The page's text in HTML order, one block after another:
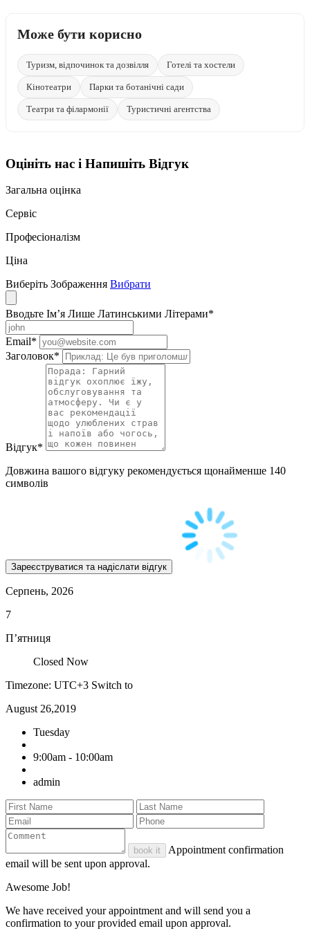
Може бути корисно
Туризм, відпочинок та дозвілля Готелі та хостели
Кінотеатри Парки та ботанічні сади
Театри та філармонії Туристичні агентства
Оцініть нас і Напишіть Відгук
Загальна оцінка
Сервіс
Професіоналізм
Ціна
Виберіть Зображення Вибрати
Вводьте Ім’я Лише Латинськими Літерами*
Email*
Заголовок*
Відгук*
Довжина вашого відгуку рекомендується щонайменше 140
символів
Серпень, 2026
7
П’ятниця
Closed Now
Timezone: UTC+3 Switch to
August 26,2019
Tuesday
9:00am - 10:00am
admin
book it
Appointment confirmation
email will be sent upon approval.
Awesome Job!
We have received your appointment and will send you a
confirmation to your provided email upon approval.